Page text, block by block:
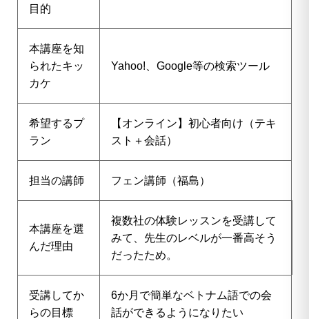
目的
本講座を知
られたキッ
カケ
Yahoo!、Google等の検索ツール
希望するプ
ラン
【オンライン】初心者向け（テキ
スト＋会話）
担当の講師 フェン講師（福島）
本講座を選
んだ理由
複数社の体験レッスンを受講して
みて、先生のレベルが一番高そう
だったため。
受講してか
らの目標
6か月で簡単なベトナム語での会
話ができるようになりたい